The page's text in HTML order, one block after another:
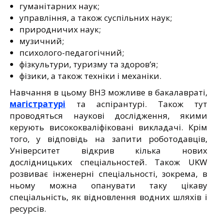
гуманітарних наук;
управління, а також суспільних наук;
природничих наук;
музичний;
психолого-педагогічний;
фізкультури, туризму та здоров’я;
фізики, а також техніки і механіки.
Навчання в цьому ВНЗ можливе в бакалавраті,
магістратурі та аспірантурі. Також тут
проводяться наукові дослідження, якими
керують висококваліфіковані викладачі. Крім
того, у відповідь на запити роботодавців,
Університет відкрив кілька нових
дослідницьких спеціальностей. Також UKW
розвиває інженерні спеціальності, зокрема, в
ньому можна опанувати таку цікаву
спеціальність, як відновлення водних шляхів і
ресурсів.